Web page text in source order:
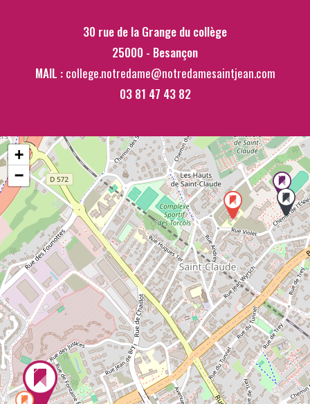
30 rue de la Grange du collège
25000 - Besançon
MAIL : college.notredame@notredamesaintjean.com
03 81 47 43 82
+
−